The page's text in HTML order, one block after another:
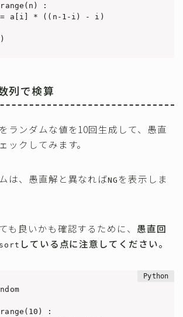
:
a[i] * ((n-1-i) - i)
列で検算
ランダムな値を10回生成して、愚直
ックしてみます。
は、愚直解と異なればNG を表示しま
も良いかも確認するために、 愚直回
sort している点に注意してください。
: